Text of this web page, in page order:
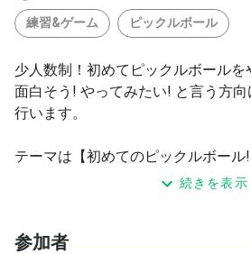
練習&ゲーム ピックルボール
少人数制！初めてピックルボール
面白そう! やってみたい! と言う方向けに練習会・指導を
行います。
テーマは【初めてのピックルボール!
楽しみ方を基礎から指導させてい
続きを表示
参加者